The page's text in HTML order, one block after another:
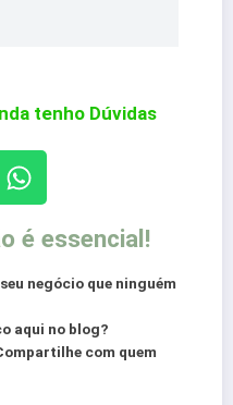
tenho Dúvidas
é essencial!
negócio que ninguém
aqui no blog?
com quem